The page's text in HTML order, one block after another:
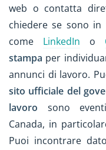
web o contatta
chiedere se sono in
come LinkedIn o
stampa per
annunci di lavoro.
sito ufficiale del
lavoro sono
Canada, in
Puoi incontrare